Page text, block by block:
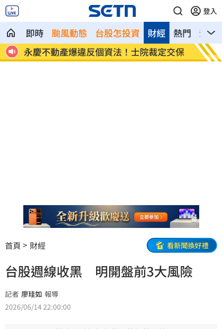
登入
即時 颱風動態 台股怎投資 熱門 影音
財經
出
永慶不動產爆違反個資法！士院裁定交保
嗆妻
線
首頁 財經 看新聞換好禮
台股週線收黑 明開盤前3大風險
記者 廖珪如 報導
2026/06/14 22:00:00